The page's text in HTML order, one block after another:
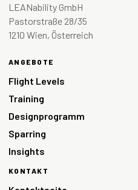
LEANability GmbH
Pastorstraße 28/35
1210 Wien, Österreich
ANGEBOTE
Flight Levels
Training
Designprogramm
Sparring
Insights
KONTAKT